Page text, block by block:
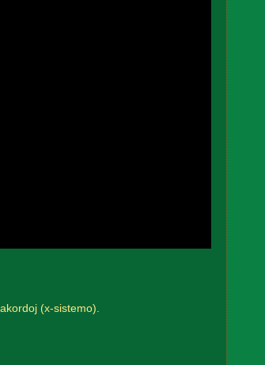
(x-sistemo).